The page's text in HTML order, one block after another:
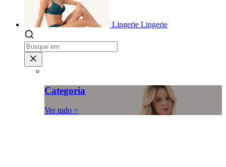
Lingerie Lingerie
Categoria
Ver tudo >